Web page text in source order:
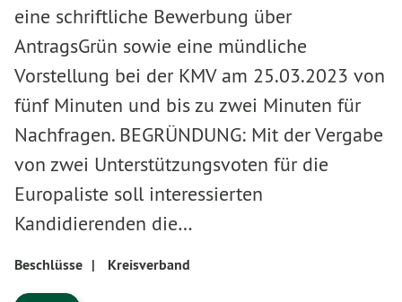
eine schriftliche Bewerbung über
AntragsGrün sowie eine mündliche
Vorstellung bei der KMV am 25.03.2023 von
fünf Minuten und bis zu zwei Minuten für
Nachfragen. BEGRÜNDUNG: Mit der Vergabe
von zwei Unterstützungsvoten für die
Europaliste soll interessierten
Kandidierenden die…
Beschlüsse | Kreisverband